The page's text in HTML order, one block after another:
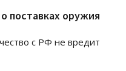
поставках оружия
с РФ не вредит